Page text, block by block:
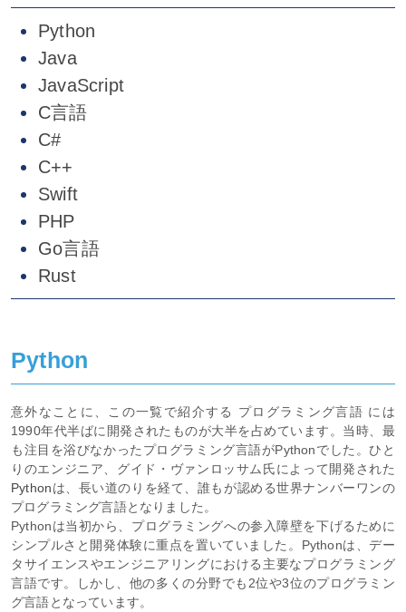
Python
Java
JavaScript
C言語
C#
C++
Swift
PHP
Go言語
Rust
Python
意外なことに、この一覧で紹介する プログラミング言語 には
1990年代半ばに開発されたものが大半を占めています。当時、最
も注目を浴びなかったプログラミング言語がPythonでした。ひと
りのエンジニア、グイド・ヴァンロッサム氏によって開発された
Pythonは、長い道のりを経て、誰もが認める世界ナンバーワンの
プログラミング言語となりました。
Pythonは当初から、プログラミングへの参入障壁を下げるために
シンプルさと開発体験に重点を置いていました。Pythonは、デー
タサイエンスやエンジニアリングにおける主要なプログラミング
言語です。しかし、他の多くの分野でも2位や3位のプログラミン
グ言語となっています。